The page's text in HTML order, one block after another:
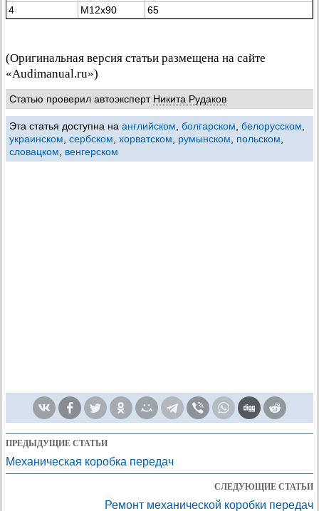
4
М12х90 65
(Оригинальная версия статьи размещена на сайте
«Audimanual.ru»)
Статью проверил автоэксперт Никита Рудаков
Эта статья доступна на английском болгарском белорусском
украинском сербском хорватском румынском польском
словацком
венгерском
ПРЕДЫДУЩИЕ СТАТЬИ
Механическая коробка передач
СЛЕДУЮЩИЕ СТАТЬИ
Ремонт механической коробки передач